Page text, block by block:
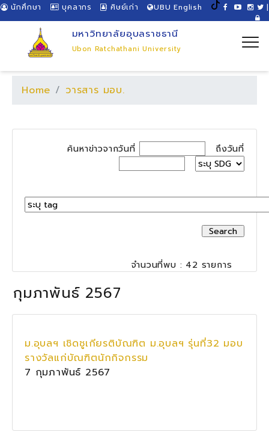
นักศึกษา บุคลากร ศิษย์เก่า UBU English |
มหาวิทยาลัยอุบลราชธานี
Ubon Ratchathani University
Home วารสาร มอบ.
ค้นหาข่าวจากวันที่ ถึงวันที่
จำนวนที่พบ : 42 รายการ
กุมภาพันธ์ 2567
ม.อุบลฯ เชิดชูเกียรติบัณฑิต ม.อุบลฯ รุ่นที่32 มอบ
รางวัลแก่บัณฑิตนักกิจกรรม
7 กุมภาพันธ์ 2567